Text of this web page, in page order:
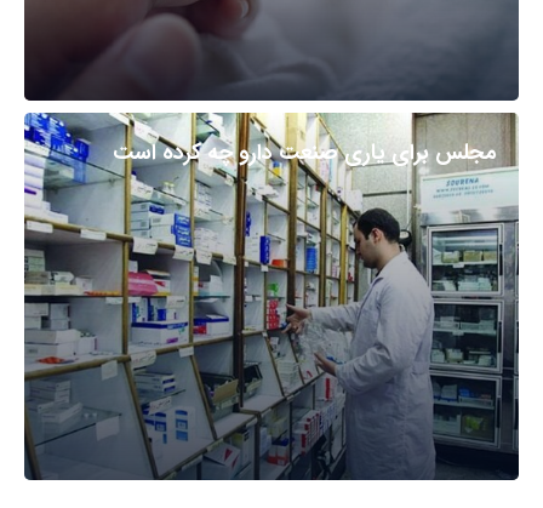
مجلس برای یاری صنعت دارو چه کرده است